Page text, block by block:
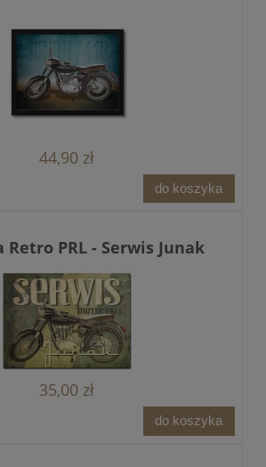
44,90 zł
do koszyka
Retro PRL - Serwis Junak
35,00 zł
do koszyka